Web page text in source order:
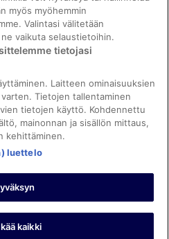
tekeminen sisällöstä
yritys. Kaikki oikeudet
logo ovat Expedia, Inc.:n
tavaramerkkejä.
myös myöhemmin
Valintasi välitetään
vaikuta selaustietoihin.
tietojasi
Laitteen ominaisuuksien
Tietojen tallentaminen
tietojen käyttö. Kohdennettu
mainonnan ja sisällön mittaus,
kehittäminen.
luettelo
kaikki